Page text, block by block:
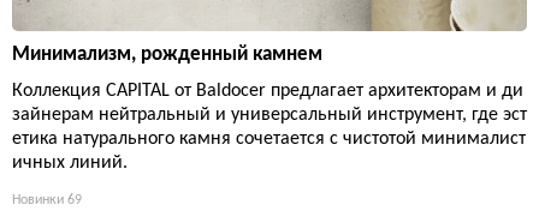
Минимализм, рожденный камнем
Коллекция CAPITAL от Baldocer предлагает архитекторам и ди
зайнерам нейтральный и универсальный инструмент, где эст
етика натурального камня сочетается с чистотой минималист
ичных линий.
Новинки 69